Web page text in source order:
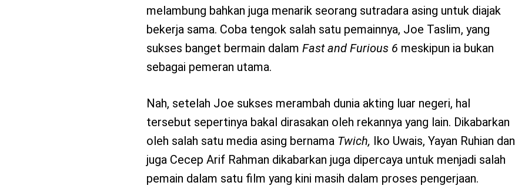
melambung bahkan juga menarik seorang sutradara asing untuk diajak
bekerja sama. Coba tengok salah satu pemainnya, Joe Taslim, yang
sukses banget bermain dalam Fast and Furious 6 meskipun ia bukan
sebagai pemeran utama.
Nah, setelah Joe sukses merambah dunia akting luar negeri, hal
tersebut sepertinya bakal dirasakan oleh rekannya yang lain. Dikabarkan
oleh salah satu media asing bernama Twich, Iko Uwais, Yayan Ruhian dan
juga Cecep Arif Rahman dikabarkan juga dipercaya untuk menjadi salah
pemain dalam satu film yang kini masih dalam proses pengerjaan.